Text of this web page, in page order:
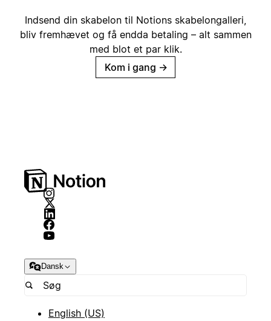
Indsend din skabelon til Notions skabelongalleri,
bliv fremhævet og få endda betaling – alt sammen
med blot et par klik.
Kom i gang →
Dansk
English (US)